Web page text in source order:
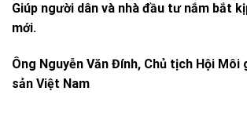
Giúp người dân và nhà đầu tư nắm bắt
mới.
Ông Nguyễn Văn Đính, Chủ tịch Hội Môi
sản Việt Nam